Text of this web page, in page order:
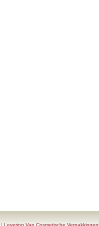
| Levering Van Cosmetische